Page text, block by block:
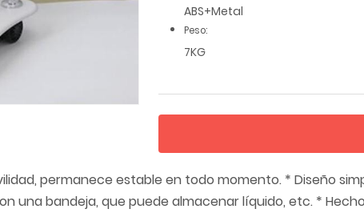
ABS+Metal
Peso:
7KG
permanece estable en todo momento. * Diseño
una bandeja, que puede almacenar líquido, etc. *